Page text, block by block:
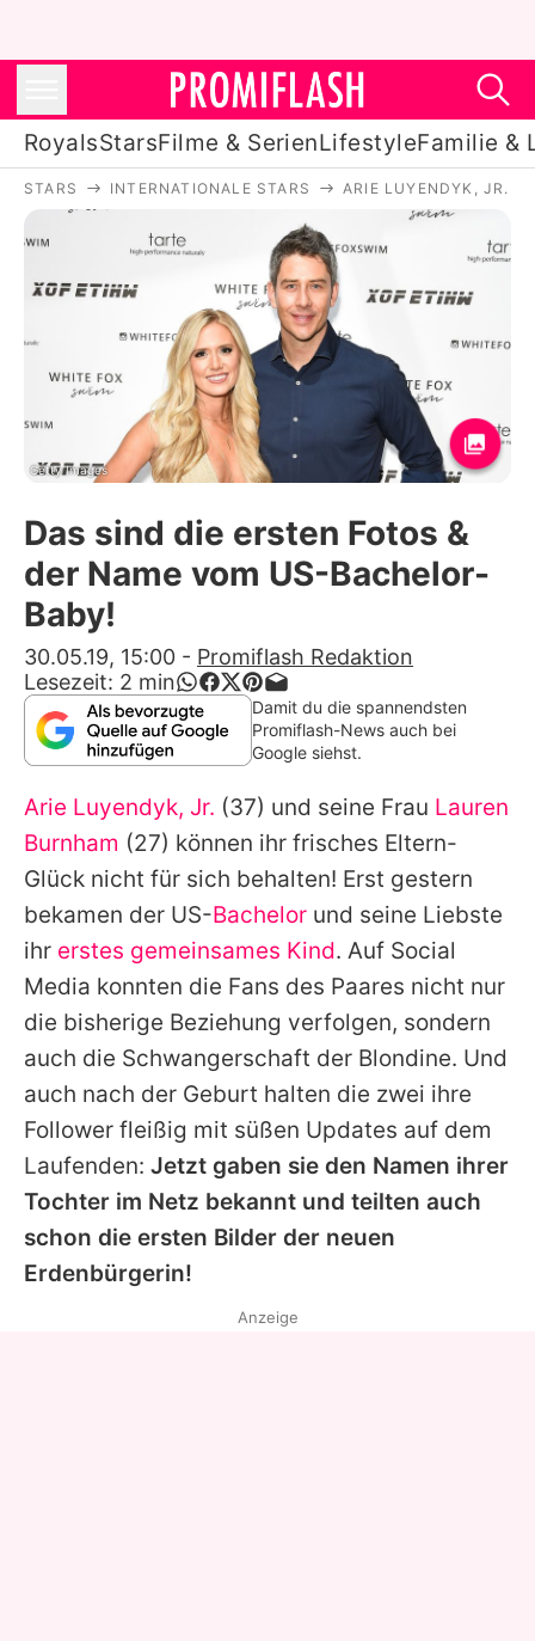
RoyalsStarsFilme & SerienLifestyleFamilie &
Stars
Filme & Serien
Lifestyle
Familie & Liebe
Promiflash Exklusiv
Alle Themen auf Promiflash
App runterladen
Team
Redaktionelle Richtlinien
Impressum
Datenschutzerklärung
Nutzungsbedingungen
Utiq verwalten
STARS INTERNATIONALE STARS ARIE LUYENDYK, JR.
Getty Images
Das sind die ersten Fotos &
der Name vom US-Bachelor-
Baby!
30.05.19, 15:00 - Promiflash Redaktion
Lesezeit: 2 min
Damit du die spannendsten
Promiflash-News auch bei
Google siehst.
Arie Luyendyk, Jr. (37) und seine Frau Lauren
Burnham (27) können ihr frisches Eltern-
Glück nicht für sich behalten! Erst gestern
bekamen der US-Bachelor und seine Liebste
ihr erstes gemeinsames Kind. Auf Social
Media konnten die Fans des Paares nicht nur
die bisherige Beziehung verfolgen, sondern
auch die Schwangerschaft der Blondine. Und
auch nach der Geburt halten die zwei ihre
Follower fleißig mit süßen Updates auf dem
Laufenden: Jetzt gaben sie den Namen ihrer
Tochter im Netz bekannt und teilten auch
schon die ersten Bilder der neuen
Erdenbürgerin!
Anzeige